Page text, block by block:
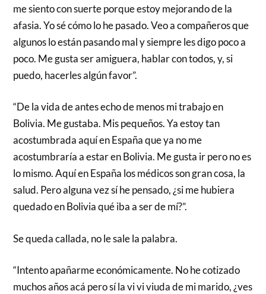
me siento con suerte porque estoy mejorando de la
afasia. Yo sé cómo lo he pasado. Veo a compañeros que
algunos lo están pasando mal y siempre les digo poco a
poco. Me gusta ser amiguera, hablar con todos, y, si
puedo, hacerles algún favor”.
“De la vida de antes echo de menos mi trabajo en
Bolivia. Me gustaba. Mis pequeños. Ya estoy tan
acostumbrada aquí en España que ya no me
acostumbraría a estar en Bolivia. Me gusta ir pero no es
lo mismo. Aquí en España los médicos son gran cosa, la
salud. Pero alguna vez sí he pensado, ¿si me hubiera
quedado en Bolivia qué iba a ser de mí?”.
Se queda callada, no le sale la palabra.
“Intento apañarme económicamente. No he cotizado
muchos años acá pero sí la vi vi viuda de mi marido, ¿ves